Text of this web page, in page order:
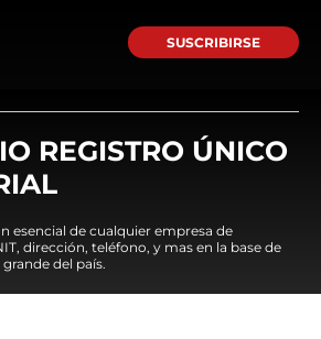
SUSCRIBIRSE
REGISTRO ÚNICO
esencial de cualquier empresa de
dirección, teléfono, y mas en la base de
del país.